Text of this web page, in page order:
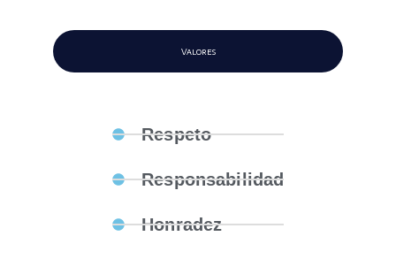
Valores
Respeto
Responsabilidad
Honradez